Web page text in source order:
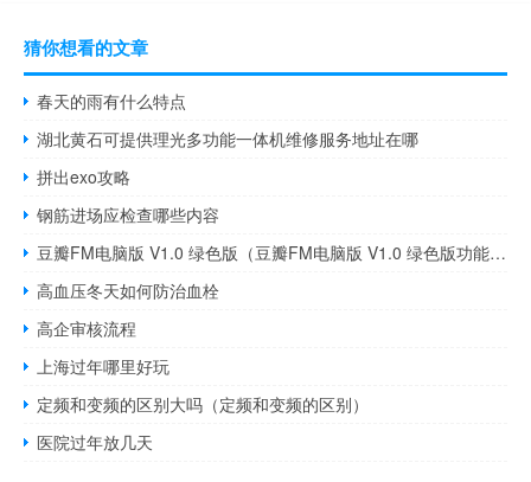
猜你想看的文章
春天的雨有什么特点
湖北黄石可提供理光多功能一体机维修服务地址在哪
拼出exo攻略
钢筋进场应检查哪些内容
豆瓣FM电脑版 V1.0 绿色版（豆瓣FM电脑版 V1.0 绿色版功能简介）
高血压冬天如何防治血栓
高企审核流程
上海过年哪里好玩
定频和变频的区别大吗（定频和变频的区别）
医院过年放几天